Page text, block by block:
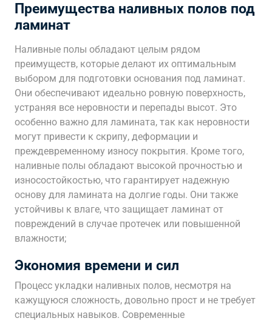
Преимущества наливных полов под
ламинат
Наливные полы обладают целым рядом
преимуществ, которые делают их оптимальным
выбором для подготовки основания под ламинат.
Они обеспечивают идеально ровную поверхность,
устраняя все неровности и перепады высот. Это
особенно важно для ламината, так как неровности
могут привести к скрипу, деформации и
преждевременному износу покрытия. Кроме того,
наливные полы обладают высокой прочностью и
износостойкостью, что гарантирует надежную
основу для ламината на долгие годы. Они также
устойчивы к влаге, что защищает ламинат от
повреждений в случае протечек или повышенной
влажности;
Экономия времени и сил
Процесс укладки наливных полов, несмотря на
кажущуюся сложность, довольно прост и не требует
специальных навыков. Современные